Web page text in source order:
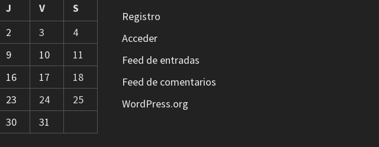
J V
S
2 3
4
9 10
11
16 17
18
23 24
25
30 31
Registro
Acceder
Feed de entradas
Feed de comentarios
WordPress.org